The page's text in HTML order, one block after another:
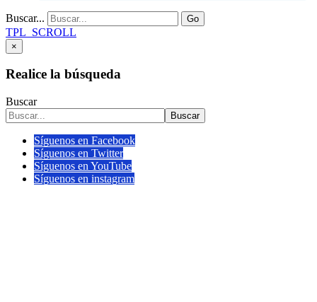
Buscar... Go
TPL_SCROLL
×
Realice la búsqueda
Buscar
Buscar
Síguenos en Facebook
Síguenos en Twitter
Síguenos en YouTube
Síguenos en instagram